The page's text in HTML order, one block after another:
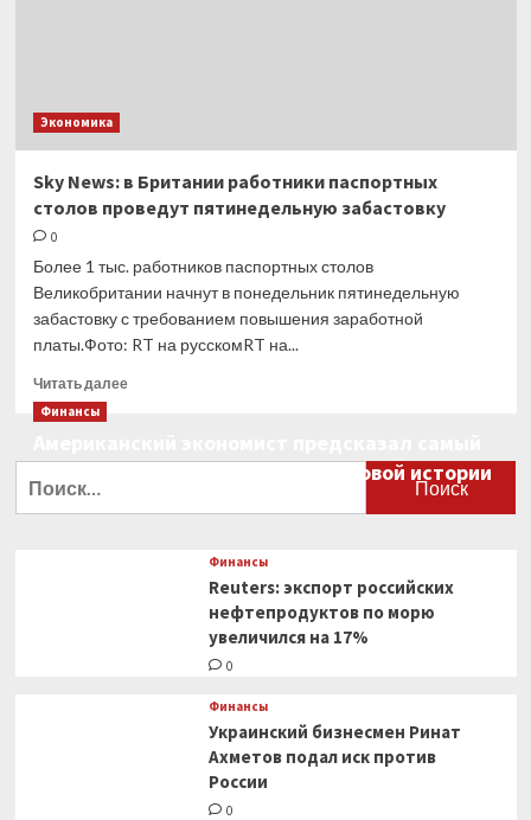
Экономика
Sky News: в Британии работники паспортных
столов проведут пятинедельную забастовку
0
Более 1 тыс. работников паспортных столов
Великобритании начнут в понедельник пятинедельную
забастовку с требованием повышения заработной
платы.Фото: RT на русскомRT на...
Читать далееПрочитать
работники
пятинедельную
Финансы
большой финансовый крах в мировой истории
Финансы
Reuters: экспорт российских
нефтепродуктов по морю
увеличился на 17%
0
Финансы
Украинский бизнесмен Ринат
Ахметов подал иск против
России
0